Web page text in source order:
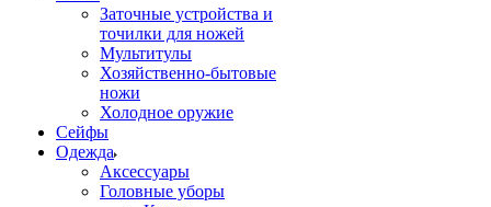
Заточные устройства и
точилки для ножей
Мультитулы
Хозяйственно-бытовые
ножи
Холодное оружие
Сейфы
Одежда
Аксессуары
Головные уборы